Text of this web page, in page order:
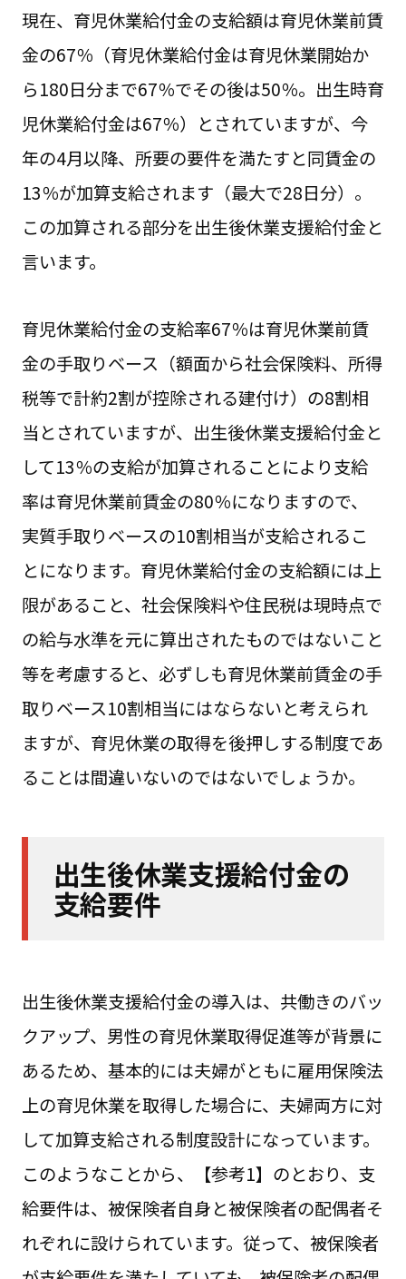
現在、育児休業給付金の支給額は育児休業前賃
金の67％（育児休業給付金は育児休業開始か
ら180日分まで67％でその後は50％。出生時育
児休業給付金は67％）とされていますが、今
年の4月以降、所要の要件を満たすと同賃金の
13％が加算支給されます（最大で28日分）。
この加算される部分を出生後休業支援給付金と
言います。
育児休業給付金の支給率67％は育児休業前賃
金の手取りベース（額面から社会保険料、所得
税等で計約2割が控除される建付け）の8割相
当とされていますが、出生後休業支援給付金と
して13％の支給が加算されることにより支給
率は育児休業前賃金の80％になりますので、
実質手取りベースの10割相当が支給されるこ
とになります。育児休業給付金の支給額には上
限があること、社会保険料や住民税は現時点で
の給与水準を元に算出されたものではないこと
等を考慮すると、必ずしも育児休業前賃金の手
取りベース10割相当にはならないと考えられ
ますが、育児休業の取得を後押しする制度であ
ることは間違いないのではないでしょうか。
出生後休業支援給付金の
支給要件
出生後休業支援給付金の導入は、共働きのバッ
クアップ、男性の育児休業取得促進等が背景に
あるため、基本的には夫婦がともに雇用保険法
上の育児休業を取得した場合に、夫婦両方に対
して加算支給される制度設計になっています。
このようなことから、【参考1】のとおり、支
給要件は、被保険者自身と被保険者の配偶者そ
れぞれに設けられています。従って、被保険者